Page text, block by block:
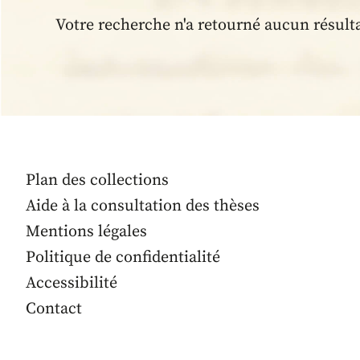
Votre recherche n'a retourné aucun
Plan des collections
Aide à la consultation des thèses
Mentions légales
Politique de confidentialité
Accessibilité
Contact